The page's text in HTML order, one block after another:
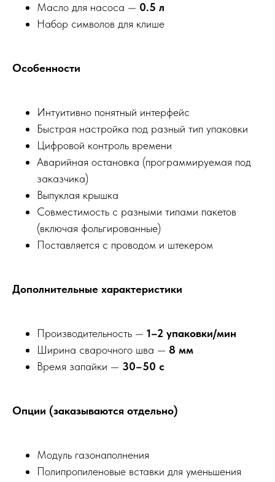
Масло для насоса — 0.5 л
Набор символов для клише
Особенности
Интуитивно понятный интерфейс
Быстрая настройка под разный тип упаковки
Цифровой контроль времени
Аварийная остановка (программируемая под
заказчика)
Выпуклая крышка
Совместимость с разными типами пакетов
(включая фольгированные)
Поставляется с проводом и штекером
Дополнительные характеристики
Производительность — 1–2 упаковки/мин
Ширина сварочного шва — 8 мм
Время запайки — 30–50 с
Опции (заказываются отдельно)
Модуль газонаполнения
Полипропиленовые вставки для уменьшения